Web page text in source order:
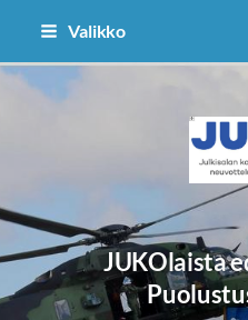
Siirry
sisältöön
Valikko
JUKOlaista